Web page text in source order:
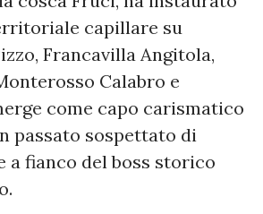
capillare su
Francavilla Angitola,
Calabro e
come capo carismatico
passato sospettato di
a fianco del boss storico